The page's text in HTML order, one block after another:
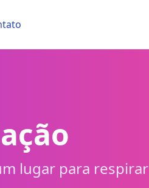
lugar para respirar